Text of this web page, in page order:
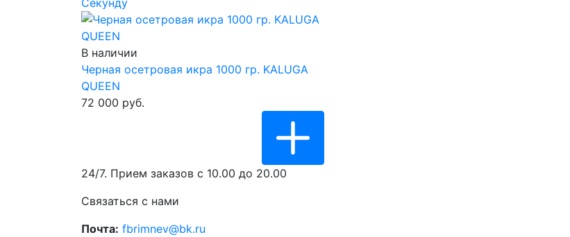
Cекунду
В наличии
Черная осетровая икра 1000 гр. KALUGA
QUEEN
72 000 руб.
24/7. Прием заказов с 10.00 до 20.00
Связаться с нами
Почта: fbrimnev@bk.ru